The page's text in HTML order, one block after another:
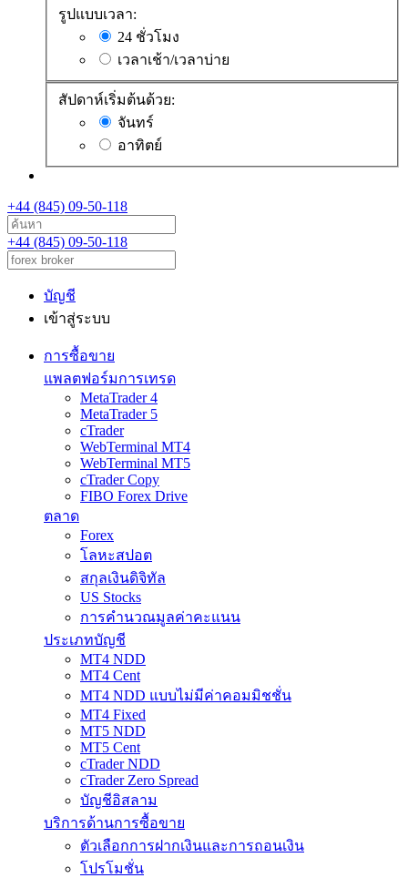
รูปแบบเวลา:
24 ชั่วโมง
เวลาเช้า/เวลาบ่าย
สัปดาห์เริ่มต้นด้วย:
จันทร์
อาทิตย์
+44 (845) 09-50-118
+44 (845) 09-50-118
บัญชี
เข้าสู่ระบบ
การซื้อขาย
แพลตฟอร์มการเทรด
MetaTrader 4
MetaTrader 5
cTrader
WebTerminal MT4
WebTerminal MT5
cTrader Copy
FIBO Forex Drive
ตลาด
Forex
โลหะสปอต
สกุลเงินดิจิทัล
US Stocks
การคำนวณมูลค่าคะแนน
ประเภทบัญชี
MT4 NDD
MT4 Cent
MT4 NDD แบบไม่มีค่าคอมมิชชั่น
MT4 Fixed
MT5 NDD
MT5 Cent
cTrader NDD
cTrader Zero Spread
บัญชีอิสลาม
บริการด้านการซื้อขาย
ตัวเลือกการฝากเงินและการถอนเงิน
โปรโมชั่น